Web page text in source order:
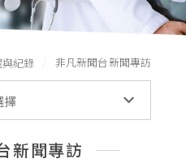
紀錄 非凡新聞台新聞專訪
擇
新聞專訪